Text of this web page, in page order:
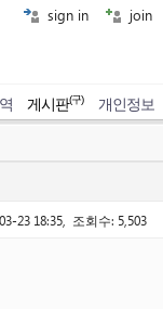
sign in join
게시판(구) 개인정보
23 18:35, 조회수: 5,503